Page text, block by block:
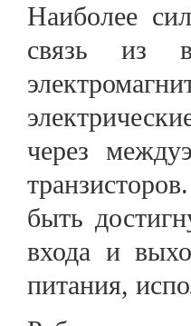
Наиболее
связь из
через
быть
входа и
питания,